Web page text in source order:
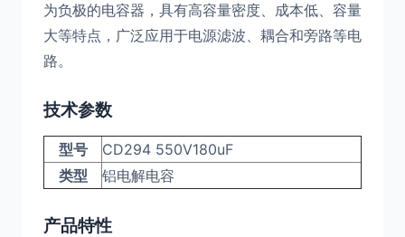
为负极的电容器，具有高容量密度、成本低、容量
大等特点，广泛应用于电源滤波、耦合和旁路等电
路。
技术参数
型号
CD294 550V180uF
类型
铝电解电容
产品特性